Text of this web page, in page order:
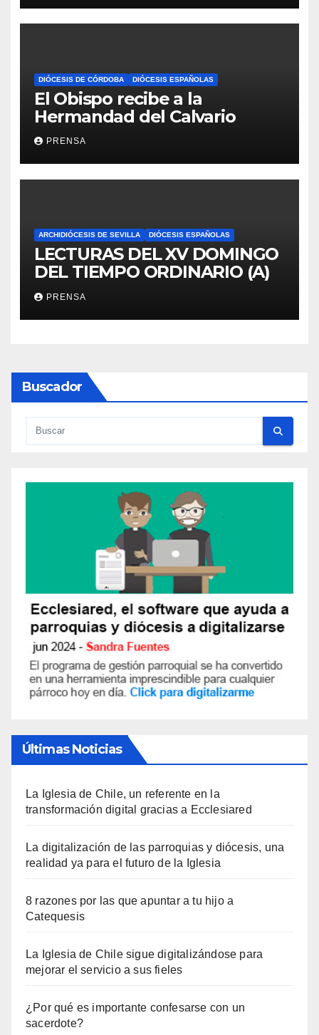
DIÓCESIS DE CÓRDOBA DIÓCESIS ESPAÑOLAS
El Obispo recibe a la
Hermandad del Calvario
PRENSA
ARCHIDIÓCESIS DE SEVILLA DIÓCESIS ESPAÑOLAS
LECTURAS DEL XV DOMINGO
DEL TIEMPO ORDINARIO (A)
PRENSA
Buscador
Últimas Noticias
La Iglesia de Chile, un referente en la
transformación digital gracias a Ecclesiared
La digitalización de las parroquias y diócesis, una
realidad ya para el futuro de la Iglesia
8 razones por las que apuntar a tu hijo a
Catequesis
La Iglesia de Chile sigue digitalizándose para
mejorar el servicio a sus fieles
¿Por qué es importante confesarse con un
sacerdote?